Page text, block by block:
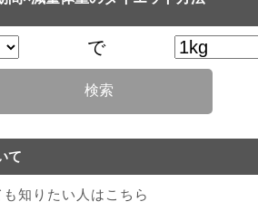
で
検索
て
知りたい人はこちら